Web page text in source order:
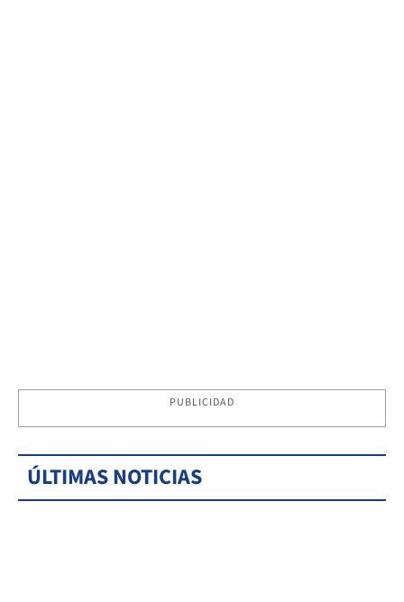
PUBLICIDAD
ÚLTIMAS NOTICIAS